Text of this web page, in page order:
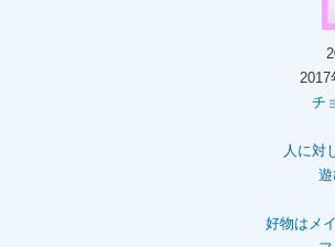
2017
チ
人に対
遊
好物はメ